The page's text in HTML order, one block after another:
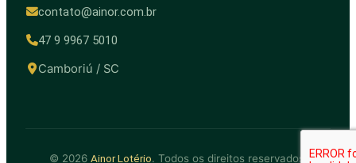
contato@ainor.com.br
47 9 9967 5010
Camboriú / SC
© 2026 Ainor Lotério. Todos os direitos reservados.